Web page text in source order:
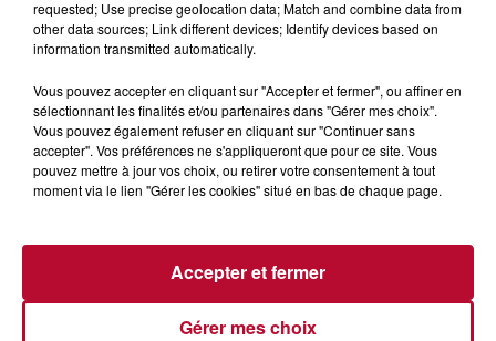
3 août 2026
SOIRÉE DJ PLAYA
requested; Use precise geolocation data; Match and combine data from
other data sources; Link different devices; Identify devices based on
information transmitted automatically.
Vous pouvez accepter en cliquant sur "Accepter et fermer", ou affiner en
sélectionnant les finalités et/ou partenaires dans "Gérer mes choix".
Vous pouvez également refuser en cliquant sur "Continuer sans
accepter". Vos préférences ne s'appliqueront que pour ce site. Vous
pouvez mettre à jour vos choix, ou retirer votre consentement à tout
moment via le lien "Gérer les cookies" situé en bas de chaque page.
Gérer mes choix
Accepter et fermer